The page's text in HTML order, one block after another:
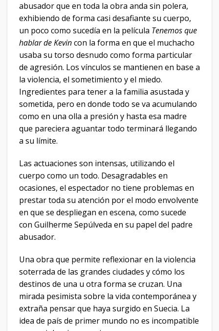
abusador que en toda la obra anda sin polera,
exhibiendo de forma casi desafiante su cuerpo,
un poco como sucedía en la película Tenemos que
hablar de Kevincon la forma en que el muchacho
usaba su torso desnudo como forma particular
de agresión. Los vínculos se mantienen en base a
la violencia, el sometimiento y el miedo.
Ingredientes para tener a la familia asustada y
sometida, pero en donde todo se va acumulando
como en una olla a presión y hasta esa madre
que pareciera aguantar todo terminará llegando
a su límite.
Las actuaciones son intensas, utilizando el
cuerpo como un todo. Desagradables en
ocasiones, el espectador no tiene problemas en
prestar toda su atención por el modo envolvente
en que se despliegan en escena, como sucede
con Guilherme Sepúlveda en su papel del padre
abusador.
Una obra que permite reflexionar en la violencia
soterrada de las grandes ciudades y cómo los
destinos de una u otra forma se cruzan. Una
mirada pesimista sobre la vida contemporánea y
extraña pensar que haya surgido en Suecia. La
idea de país de primer mundo no es incompatible